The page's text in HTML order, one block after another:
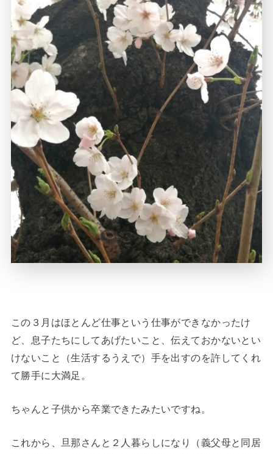
この３月はほとんど仕事という仕事ができなかったけ
ど、息子たちにしてあげたいこと、伝えておかないとい
けないこと（生活するうえで）手を出すのを許してくれ
て勝手に大満足。
ちゃんと子供から卒業できたみたいですね。
これから、旦那さんと２人暮らしになり（義父母と同居